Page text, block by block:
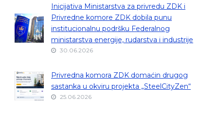
Inicijativa Ministarstva za privredu ZDK i
Privredne komore ZDK dobila punu
institucionalnu podršku Federalnog
ministarstva energije, rudarstva i industrije
30.06.2026
Privredna komora ZDK domaćin drugog
sastanka u okviru projekta „SteelCityZen“
25.06.2026